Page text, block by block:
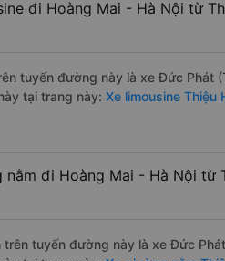
đi Hoàng Mai - Hà Nội từ
tuyến đường này là xe Đức Phát
tại trang này: Xe limousine Thiệu
đi Hoàng Mai - Hà Nội từ
tuyến đường này là xe Đức